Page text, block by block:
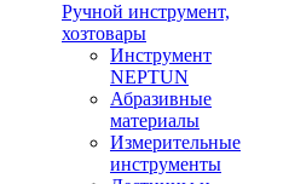
Ручной инструмент,
хозтовары
Инструмент
NEPTUN
Абразивные
материалы
Измерительные
инструменты